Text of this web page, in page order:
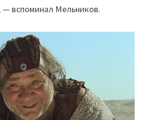
— вспоминал Мельников.